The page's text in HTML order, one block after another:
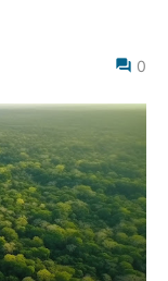
0